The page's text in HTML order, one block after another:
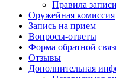
Правила
Оружейная комиссия
Запись на прием
Вопросы-ответы
Форма обратной
Отзывы
Дополнительная